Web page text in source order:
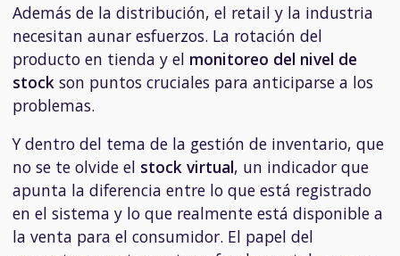
Además de la distribución, el retail y la industria
necesitan aunar esfuerzos. La rotación del
producto en tienda y el monitoreo del nivel de
stock son puntos cruciales para anticiparse a los
problemas.
Y dentro del tema de la gestión de inventario, que
no se te olvide el stock virtual, un indicador que
apunta la diferencia entre lo que está registrado
en el sistema y lo que realmente está disponible a
la venta para el consumidor. El papel del